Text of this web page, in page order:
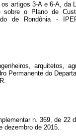
artigos 3-A e 6-A, da
sobre o Plano de
de Rondônia -
arquitetos,
Permanente do
n. 369, de 22
dezembro de 2015.